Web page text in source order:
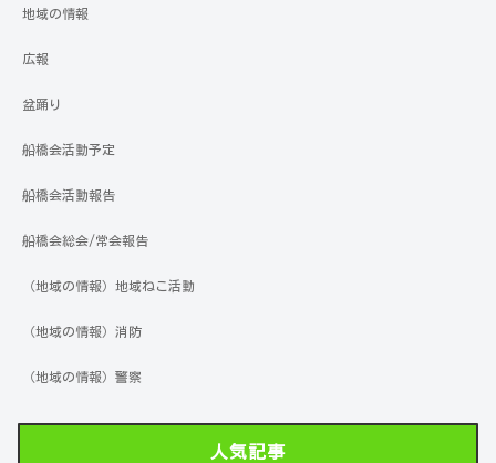
地域の情報
広報
盆踊り
船橋会活動予定
船橋会活動報告
船橋会総会/常会報告
（地域の情報）地域ねこ活動
（地域の情報）消防
（地域の情報）警察
人気記事